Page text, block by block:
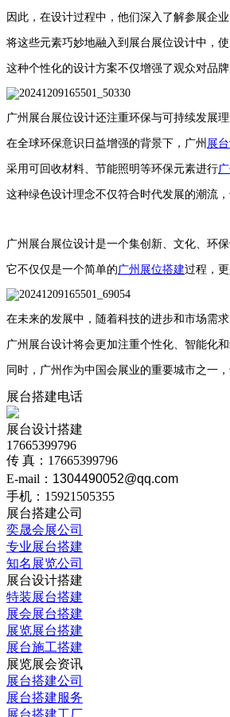
因此，在设计过程中，他们深入了解参展企
将这些元素巧妙地融入到展台展位设计中，
这种个性化的设计方案不仅增强了观众对品
广州展台展位设计还注重环保与可持续发展理
在全球环保意识日益增强的背景下，广州 展
采用可回收材料、节能照明等环保元素进行
这种绿色设计理念不仅符合时代发展的潮流
广州展台展位设计是一个集创新、文化、环
它不仅仅是一个简单的广州展位搭建过程，
在未来的发展中，随着科技的进步和市场需求
广州展台设计将会更加注重个性化、智能化
同时，广州作为中国会展业的重要城市之一
展台搭建电话
展台设计搭建
17665399796
传 真：17665399796
E-mail： 1304490052@qq.com
手机：15921505355
展台搭建公司
奕晟会展公司
专业展台搭建
知名展览公司
展台设计搭建
特装展台搭建
展会展台搭建
展览展台搭建
展台施工搭建
展览展会资讯
展台搭建公司
展台搭建服务